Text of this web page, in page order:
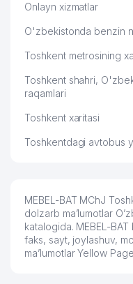
56
SONLI
57 STANDART
58
POTOLOK
KORXONASI
59
NARPAY
62
SAMANDAR
KORXONASI
63
UMUMIY
Onlayn xizmatlar
O'zbekistonda benzin
Toshkent metrosining
Toshkent shahri,
raqamlari
Toshkent xaritasi
Toshkentdagi avtobus
MEBEL-BAT MChJ
dolzarb ma’lumotlar
katalogida. MEBEL-
faks, sayt, joylashuv,
ma’lumotlar Yellow